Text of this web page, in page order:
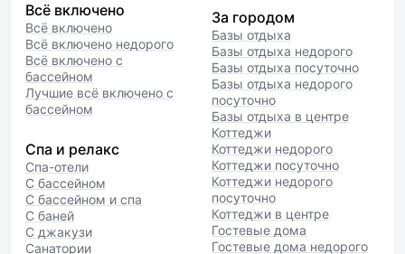
Всё включено
Всё включено
Всё включено недорого
Всё включено с
бассейном
Лучшие всё включено с
бассейном
Спа и релакс
Спа-отели
С бассейном
С бассейном и спа
С баней
С джакузи
Санатории
За городом
Базы отдыха
Базы отдыха недорого
Базы отдыха посуточно
Базы отдыха недорого
посуточно
Базы отдыха в центре
Коттеджи
Коттеджи недорого
Коттеджи посуточно
Коттеджи недорого
посуточно
Коттеджи в центре
Гостевые дома
Гостевые дома недорого